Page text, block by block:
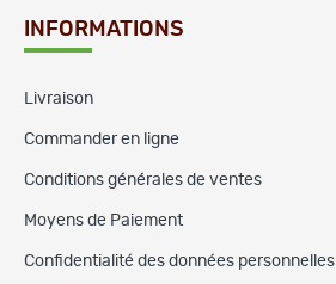
INFORMATIONS
Livraison
Commander en ligne
Conditions générales de ventes
Moyens de Paiement
Confidentialité des données personnelles